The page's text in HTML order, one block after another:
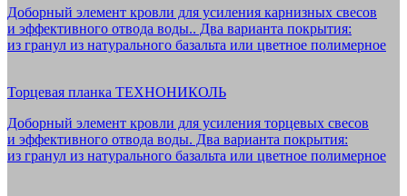
Доборный элемент кровли для усиления карнизных свесов
и эффективного отвода воды.. Два варианта покрытия:
из гранул из натурального базальта или цветное полимерное
Торцевая планка ТЕХНОНИКОЛЬ
Доборный элемент кровли для усиления торцевых свесов
и эффективного отвода воды. Два варианта покрытия:
из гранул из натурального базальта или цветное полимерное